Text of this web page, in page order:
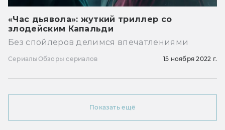
«Час дьявола»: жуткий триллер со
злодейским Капальди
Без спойлеров делимся впечатлениями
СериалыОбзоры сериалов 15 ноября 2022 г.
Показать ещё